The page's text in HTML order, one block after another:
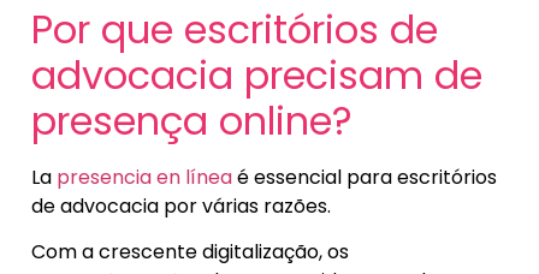
Por que escritórios de
advocacia precisam de
presença online?
La presencia en líneaé essencial para escritórios
de advocacia por várias razões.
Com a crescente digitalização, os